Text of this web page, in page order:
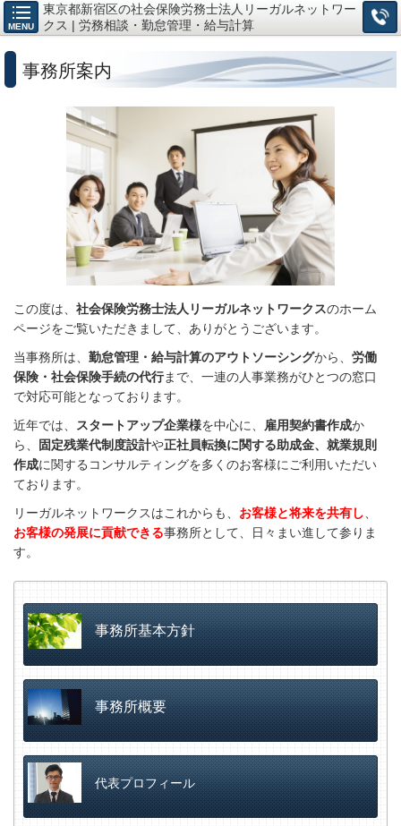
MENU
東京都新宿区の社会保険労務士法人リーガルネットワー
クス | 労務相談・勤怠管理・給与計算
事務所案内
この度は、 社会保険労務士法人リーガルネットワークスのホーム
ページをご覧いただきまして、ありがとうございます。
当事務所は
勤怠管理・給与計算のアウトソーシングから、 労働
保険・社会保険手続の代行まで、一連の人事業務がひとつの窓口
で対応可能となっております。
近年では、
スタートアップ企業様を中心に、 雇用契約書作成か
ら、
固定残業代制度設計や正社員転換に関する助成金、就業規則
作成に関するコンサルティングを多くのお客様にご利用いただい
ております。
リーガルネットワークスはこれからも、 お客様と将来を共有し
お客様の発展に貢献できる事務所として、
日々まい進して参りま
す。
事務所基本方針
事務所概要
代表プロフィール